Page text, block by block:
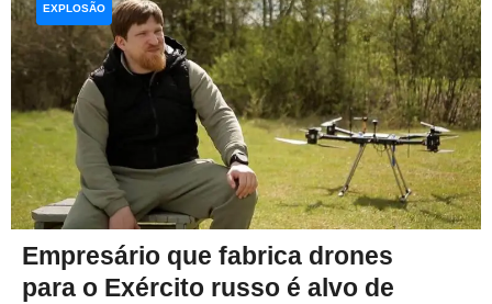
Empresário que fabrica drones
para o Exército russo é alvo de
EXPLOSÃO